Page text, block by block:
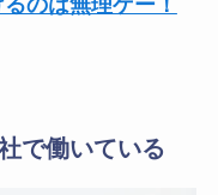
で働いている